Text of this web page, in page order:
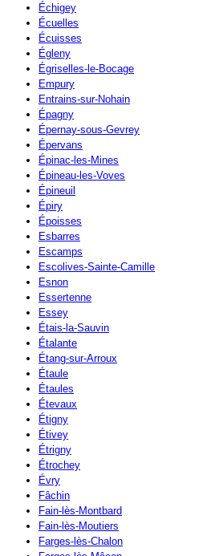
Échigey
Écuelles
Écuisses
Égleny
Égriselles-le-Bocage
Empury
Entrains-sur-Nohain
Épagny
Épernay-sous-Gevrey
Épervans
Épinac-les-Mines
Épineau-les-Voves
Épineuil
Épiry
Époisses
Esbarres
Escamps
Escolives-Sainte-Camille
Esnon
Essertenne
Essey
Étais-la-Sauvin
Étalante
Étang-sur-Arroux
Étaule
Étaules
Étevaux
Étigny
Étivey
Étrigny
Étrochey
Évry
Fâchin
Fain-lès-Montbard
Fain-lès-Moutiers
Farges-lès-Chalon